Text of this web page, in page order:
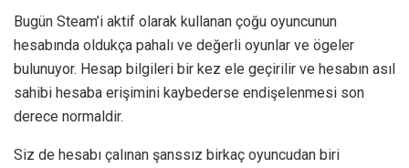
Bugün Steam’i aktif olarak kullanan çoğu oyuncunun
hesabında oldukça pahalı ve değerli oyunlar ve ögeler
bulunuyor. Hesap bilgileri bir kez ele geçirilir ve hesabın asıl
sahibi hesaba erişimini kaybederse endişelenmesi son
derece normaldir.
Siz de hesabı çalınan şanssız birkaç oyuncudan biri